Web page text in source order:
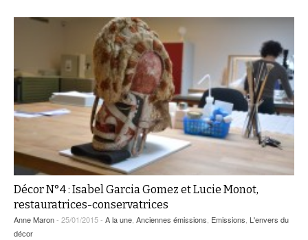
Décor N°4 : Isabel Garcia Gomez et Lucie Monot,
restauratrices-conservatrices
Anne Maron- 25/01/2015 - A la une, Anciennes émissions, Emissions, L'envers du
décor